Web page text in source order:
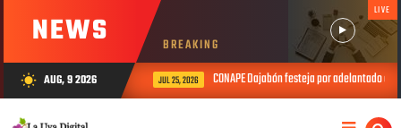
NEWS BREAKING
LIVE
wb_sunny AUG, 9 2026 JUL 25, 2026 CONAPE Dajabón festeja por adelantado el Día